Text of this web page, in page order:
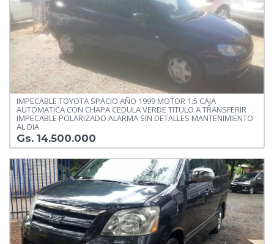
IMPECABLE TOYOTA SPACIO AÑO 1999 MOTOR 1.5 CAJA
AUTOMATICA CON CHAPA CEDULA VERDE TITULO A TRANSFERIR
IMPECABLE POLARIZADO ALARMA SIN DETALLES MANTENIMIENTO
AL DIA
Gs. 14.500.000